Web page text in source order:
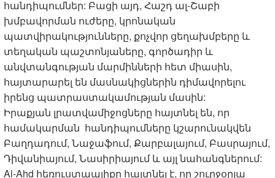
հանդիպումներ: Բացի այդ, Հաշդ ալ-Շաբի
խմբավորման ուժերը, կրոնական
պատվիրակությունները, քոչվոր ցեղախմբերը և
տեղական պաշտոնյաները, գործադիր և
անվտանգության մարմինների հետ միասին,
հայտարարել են մասնակիցներին դիմավորելու
իրենց պատրաստակամության մասին:
Իրաքյան լրատվամիջոցները հայտնել են, որ
համակարման հանդիպումները կշարունակվեն
Բաղդադում, Նաջաֆում, Քարբալայում, Բասրայում,
Դիվանիայում, Նասիրիայում և այլ նահանգներում:
Al-Ahd հեռուստաալիքը հայտնել է, որ շուրջօրյա